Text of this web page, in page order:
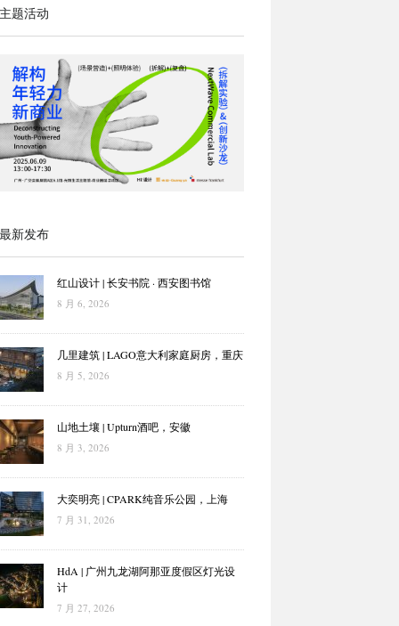
题活动
新发布
红山设计 | 长安书院 · 西安图书馆
8 月 6, 2026
几里建筑 | LAGO意大利家庭厨房，重庆
8 月 5, 2026
山地土壤 | Upturn酒吧，安徽
8 月 3, 2026
大奕明亮 | CPARK纯音乐公园，上海
7 月 31, 2026
HdA | 广州九龙湖阿那亚度假区灯光设
计
7 月 27, 2026